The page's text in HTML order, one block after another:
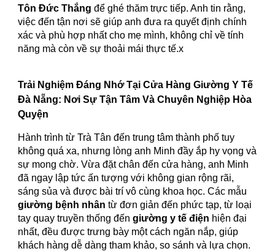
Tôn Đức Thắng để ghé thăm trực tiếp. Anh tin rằng,
việc đến tận nơi sẽ giúp anh đưa ra quyết định chính
xác và phù hợp nhất cho mẹ mình, không chỉ về tính
năng mà còn về sự thoải mái thực tế.x
Trải Nghiệm Đáng Nhớ Tại Cửa Hàng Giường Y Tế
Đà Nẵng: Nơi Sự Tận Tâm Và Chuyên Nghiệp Hòa
Quyện
Hành trình từ Trà Tân đến trung tâm thành phố tuy
không quá xa, nhưng lòng anh Minh đầy ắp hy vọng và
sự mong chờ. Vừa đặt chân đến cửa hàng, anh Minh
đã ngay lập tức ấn tượng với không gian rộng rãi,
sáng sủa và được bài trí vô cùng khoa học. Các mẫu
giường bệnh nhân từ đơn giản đến phức tạp, từ loại
tay quay truyền thống đếngiường y tế điện hiện đại
nhất, đều được trưng bày một cách ngăn nắp, giúp
khách hàng dễ dàng tham khảo, so sánh và lựa chọn.